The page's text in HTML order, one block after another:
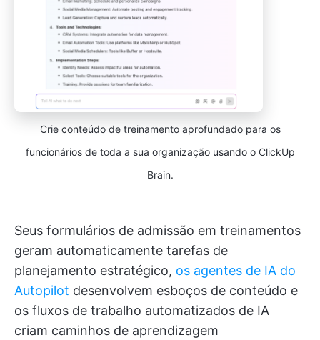
Crie conteúdo de treinamento aprofundado para os
funcionários de toda a sua organização usando o ClickUp
Brain.
Seus formulários de admissão em treinamentos
geram automaticamente tarefas de
planejamento estratégico, os agentes de IA do
Autopilot desenvolvem esboços de conteúdo e
os fluxos de trabalho automatizados de IA
criam caminhos de aprendizagem